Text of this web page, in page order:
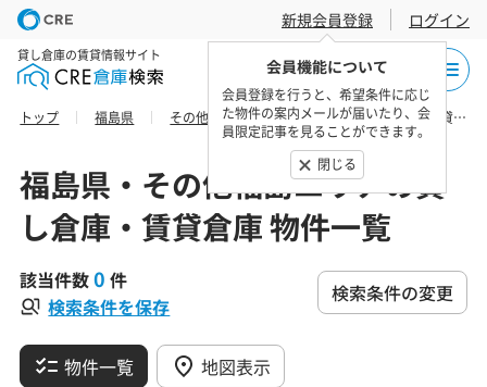
新規会員登録
会員機能について
会員登録を行うと、希望条件に応じ
た物件の案内メールが届いたり、会
員限定記事を見ることができます。
閉じる
ログイン
貸し倉庫の賃貸情報サイト
トップ 福島県 その他福島エリア 双葉郡の貸し倉庫・賃貸倉庫 物件一覧
福島県・その他福島エリアの貸
し倉庫・賃貸倉庫 物件一覧
該当件数0 件
検索条件を保存
検索条件の変更
物件一覧 地図表示